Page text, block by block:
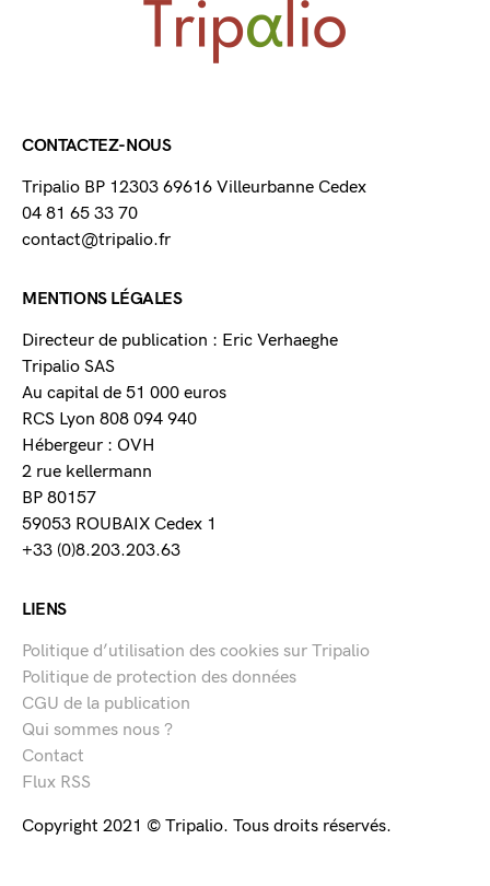
CONTACTEZ-NOUS
Tripalio BP 12303 69616 Villeurbanne Cedex
04 81 65 33 70
contact@tripalio.fr
MENTIONS LÉGALES
Directeur de publication : Eric Verhaeghe
Tripalio SAS
Au capital de 51 000 euros
RCS Lyon 808 094 940
Hébergeur : OVH
2 rue kellermann
BP 80157
59053 ROUBAIX Cedex 1
+33 (0)8.203.203.63
LIENS
Politique d’utilisation des cookies sur Tripalio
Politique de protection des données
CGU de la publication
Qui sommes nous ?
Contact
Flux RSS
Copyright 2021 © Tripalio. Tous droits réservés.